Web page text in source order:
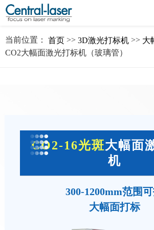
当前位置： 首页 >> 3D激光打标机 >> 大
CO2大幅面激光打标机（玻璃管）
CO2-16光斑大幅面
机
300-1200mm范围
大幅面打标